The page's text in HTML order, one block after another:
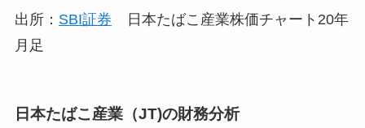
出所： SBI証券 日本たばこ産業株価チャート20年
月足
日本たばこ産業（JT)の財務分析